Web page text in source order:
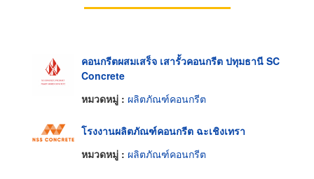
คอนกรีตผสมเสร็จ เสารั้วคอนกรีต ปทุมธานี SC
Concrete
หมวดหมู่ : ผลิตภัณฑ์คอนกรีต
โรงงานผลิตภัณฑ์คอนกรีต ฉะเชิงเทรา
หมวดหมู่ : ผลิตภัณฑ์คอนกรีต